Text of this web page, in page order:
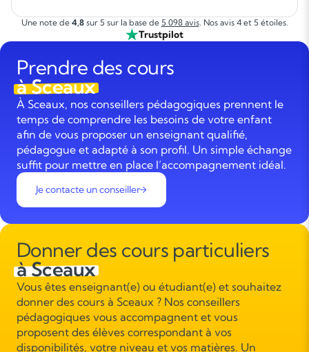
Une note de 4,8sur 5 sur la base de 5 098 avis. Nos avis 4 et 5 étoiles.
Trustpilot
Prendre des cours
à Sceaux
À Sceaux, nos conseillers pédagogiques prennent le
temps de comprendre les besoins de votre enfant
afin de vous proposer un enseignant qualifié,
pédagogue et adapté à son profil. Un simple échange
suffit pour mettre en place l’accompagnement idéal.
Je contacte un conseiller
Donner des cours particuliers
à Sceaux
Vous êtes enseignant(e) ou étudiant(e) et souhaitez
donner des cours à Sceaux ? Nos conseillers
pédagogiques vous accompagnent et vous
proposent des élèves correspondant à vos
disponibilités, votre niveau et vos matières. Un